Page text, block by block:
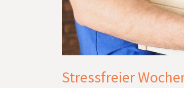
Stressfreier